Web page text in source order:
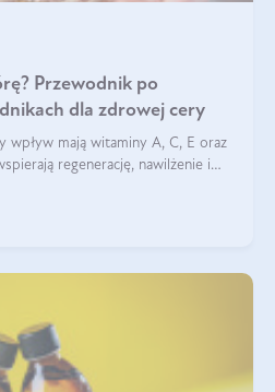
Przewodnik po
dla zdrowej cery
wpływ mają witaminy A, C, E oraz
regenerację, nawilżenie i